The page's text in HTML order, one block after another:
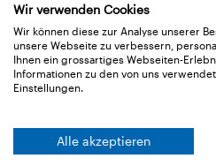
Wir verwenden Cookies
Wir können diese zur Analyse unserer
unsere Webseite zu verbessern,
Ihnen ein grossartiges Webseiten-
Informationen zu den von uns
Einstellungen.
Alle akzeptieren